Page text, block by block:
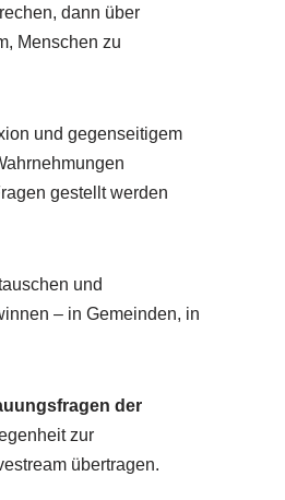
dann über
Menschen zu
und gegenseitigem
gestellt werden
und
– in Gemeinden, in
der
zur
übertragen.